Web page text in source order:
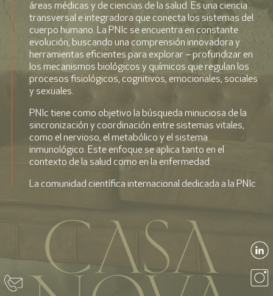
áreas médicas y de ciencias de la salud. Es una ciencia
transversal e integradora que conecta los sistemas del
cuerpo humano. La PNIc se encuentra en constante
evolución, buscando una comprensión innovadora y
herramientas eficientes para explorar – profundizar en
los mecanismos biológicos y químicos que regulan los
procesos fisiológicos, cognitivos, emocionales, sociales
y sexuales.
PNIc tiene como objetivo la búsqueda minuciosa de la
sincronización y coordinación entre sistemas vitales,
como el nervioso, el metabólico y el sistema
inmunológico. Este enfoque se aplica tanto en el
contexto de la salud como en la enfermedad.
La comunidad científica internacional dedicada a la PNIc
PNIRS Journal, reconocida a nivel internacional por su
alto impacto. Estos estudios fundamentan la integración
de la conducta, el pensamiento y los sistemas orgánicos.
Importantes universidades, como la Universidad de
California en Los Ángeles, la Universidad de Ohio State en
los Estados Unidos, y la Universidad de Rochester en